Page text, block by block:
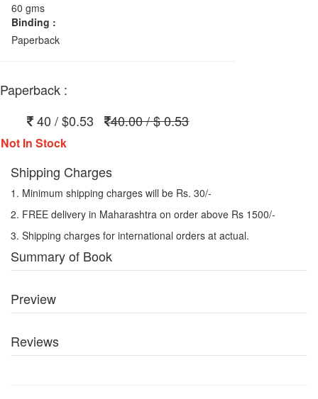
60 gms
Binding :
Paperback
Paperback :
40 / $0.53
40.00 / $ 0.53
Not In Stock
Shipping Charges
1. Minimum shipping charges will be Rs. 30/-
2. FREE delivery in Maharashtra on order above Rs 1500/-
3. Shipping charges for international orders at actual.
Summary of Book
Preview
Reviews